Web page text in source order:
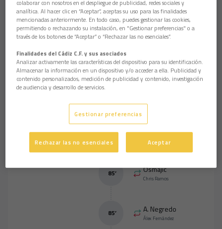
Eventos del partido Ordenar por eventos
2-0
Ferran Torres
Javi Hernández
92’
Osmajic
Chris Ramos
85’
A. Negredo
Álex Fernández
85’
colaborar con nosotros en el despliegue de publicidad, redes sociales y
analítica. Al hacer clic en “Aceptar”, aceptas su uso para las finalidades
mencionadas anteriormente. En todo caso, puedes gestionar las cookies,
permitiendo o rechazando su instalación, en "Gestionar preferencias" o a
través de los botones de “Aceptar” o “Rechazar las no esenciales”.
Finalidades del Cádiz C.F. y sus asociados
Analizar activamente las características del dispositivo para su identificación.
Almacenar la información en un dispositivo y/o acceder a ella. Publicidad y
contenido personalizados, medición de publicidad y contenido, investigación
de audiencia y desarrollo de servicios.
Gestionar preferencias
Rechazar las no esenciales Aceptar